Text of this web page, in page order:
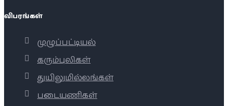
விபரங்கள்
முழுப்பட்டியல்
கரும்புலிகள்
துயிலுமில்லங்கள்
படையணிகள்